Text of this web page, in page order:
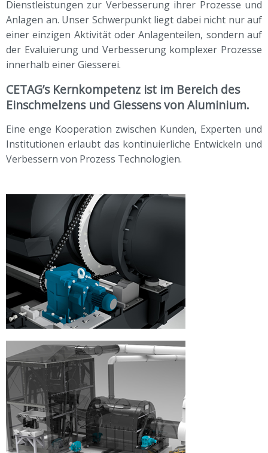
Dienstleistungen zur Verbesserung ihrer Prozesse und
Anlagen an. Unser Schwerpunkt liegt dabei nicht nur auf
einer einzigen Aktivität oder Anlagenteilen, sondern auf
der Evaluierung und Verbesserung komplexer Prozesse
innerhalb einer Giesserei.
CETAG’s Kernkompetenz ist im Bereich des
Einschmelzens und Giessens von Aluminium.
Eine enge Kooperation zwischen Kunden, Experten und
Institutionen erlaubt das kontinuierliche Entwickeln und
Verbessern von Prozess Technologien.